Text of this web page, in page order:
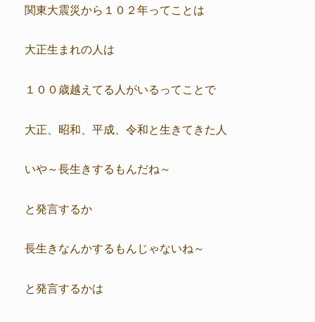
関東大震災から１０２年ってことは
大正生まれの人は
１００歳越えてる人がいるってことで
大正、昭和、平成、令和と生きてきた人
いや～長生きするもんだね～
と発言するか
長生きなんかするもんじゃないね～
と発言するかは